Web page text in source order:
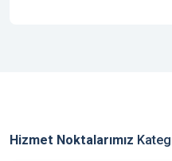
Hizmet Noktalarımız